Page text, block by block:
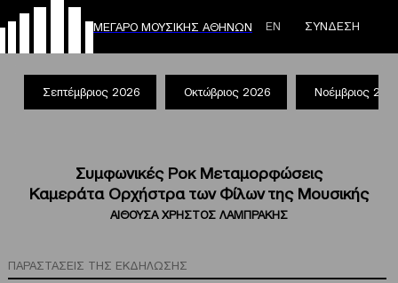
ΜΕΓΑΡΟ ΜΟΥΣΙΚΗΣ ΑΘΗΝΩΝ ΕΝ ΣΥΝΔΕΣΗ
Σεπτέμβριος 2026 Οκτώβριος 2026 Νοέμβριος
Συμφωνικές Ροκ Μεταμορφώσεις
Καμεράτα Ορχήστρα των Φίλων της Μουσικής
ΑΙΘΟΥΣΑ ΧΡΗΣΤΟΣ ΛΑΜΠΡΑΚΗΣ
ΠΑΡΑΣΤΑΣΕΙΣ ΤΗΣ ΕΚΔΗΛΩΣΗΣ